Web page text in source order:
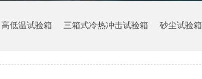
高低温试验箱 三箱式冷热冲击试验箱 砂尘试验箱